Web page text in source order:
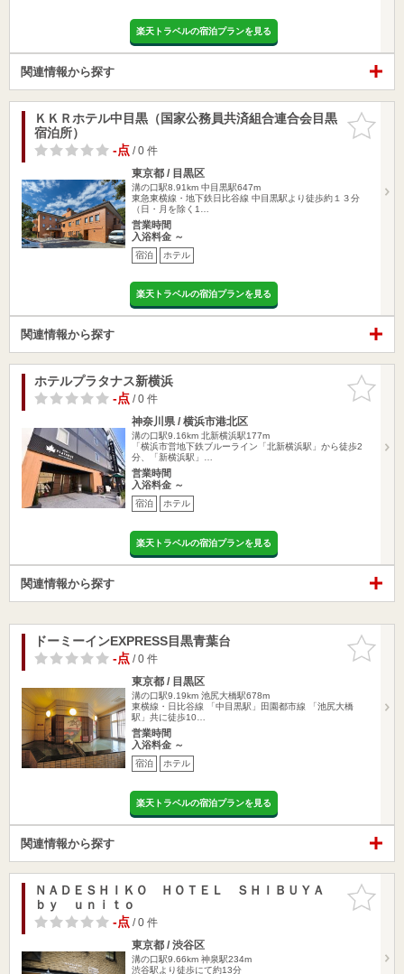
楽天トラベルの宿泊プランを見る
関連情報から探す
お気に入
りに追加
ＫＫＲホテル中目黒（国家公務員共済組合連合会目黒
宿泊所）
-点/ 0 件
東京都 / 目黒区
溝の口駅8.91km 中目黒駅647m
東急東横線・地下鉄日比谷線 中目黒駅より徒歩約１３分
（日・月を除く1…
営業時間
入浴料金 ～
宿泊 ホテル
楽天トラベルの宿泊プランを見る
関連情報から探す
お気に入
りに追加
ホテルプラタナス新横浜
-点/ 0 件
神奈川県 / 横浜市港北区
溝の口駅9.16km 北新横浜駅177m
「横浜市営地下鉄ブルーライン「北新横浜駅」から徒歩2
分、「新横浜駅」…
営業時間
入浴料金 ～
宿泊 ホテル
楽天トラベルの宿泊プランを見る
関連情報から探す
お気に入
りに追加
ドーミーインEXPRESS目黒青葉台
-点/ 0 件
東京都 / 目黒区
溝の口駅9.19km 池尻大橋駅678m
東横線・日比谷線 「中目黒駅」田園都市線 「池尻大橋
駅」共に徒歩10…
営業時間
入浴料金 ～
宿泊 ホテル
楽天トラベルの宿泊プランを見る
関連情報から探す
お気に入
りに追加
ＮＡＤＥＳＨＩＫＯ ＨＯＴＥＬ ＳＨＩＢＵＹＡ
ｂｙ ｕｎｉｔｏ
-点/ 0 件
東京都 / 渋谷区
溝の口駅9.66km 神泉駅234m
渋谷駅より徒歩にて約13分